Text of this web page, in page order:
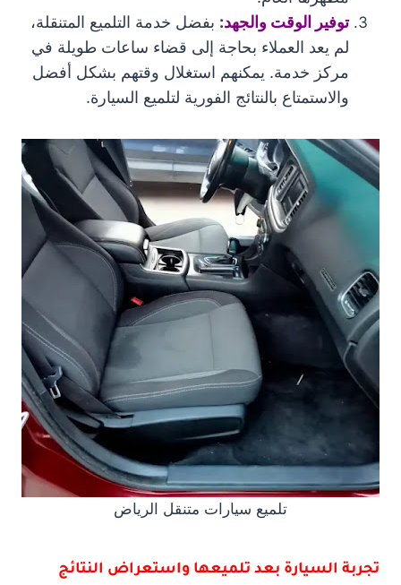
توفير الوقت والجهد: بفضل خدمة التلميع المتنقلة،
لم يعد العملاء بحاجة إلى قضاء ساعات طويلة في
مركز خدمة. يمكنهم استغلال وقتهم بشكل أفضل
والاستمتاع بالنتائج الفورية لتلميع السيارة.
تلميع سيارات متنقل الرياض
تجربة السيارة بعد تلميعها واستعراض النتائج